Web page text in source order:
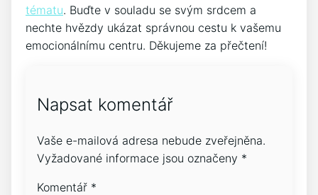
tématu. Buďte v souladu se svým srdcem a
nechte hvězdy ukázat správnou cestu k vašemu
emocionálnímu centru. Děkujeme za přečtení!
Napsat komentář
Vaše e-mailová adresa nebude zveřejněna.
Vyžadované informace jsou označeny *
Komentář *